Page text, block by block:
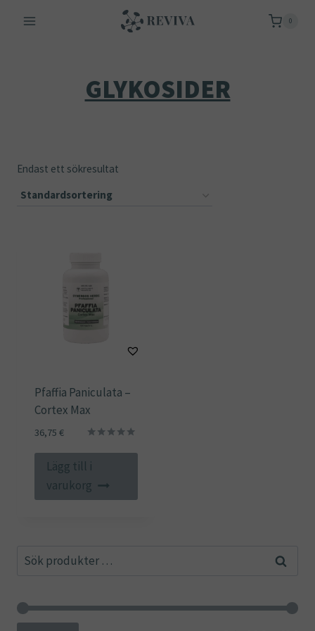
0
GLYKOSIDER
Endast ett sökresultat
Pfaffia Paniculata –
Cortex Max
av 5
36,75 €
Lägg till i
varukorg
Sök
Sök